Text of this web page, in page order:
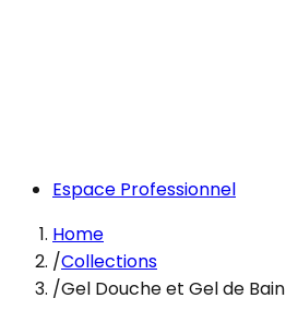
Espace Professionnel
Home
/Collections
/Gel Douche et Gel de Bain